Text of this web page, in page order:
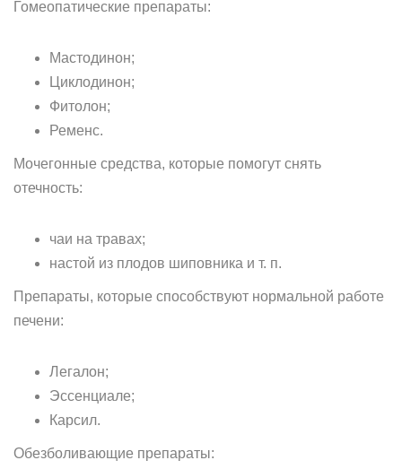
Гомеопатические препараты:
Мастодинон;
Циклодинон;
Фитолон;
Ременс.
Мочегонные средства, которые помогут снять
отечность:
чаи на травах;
настой из плодов шиповника и т. п.
Препараты, которые способствуют нормальной работе
печени:
Легалон;
Эссенциале;
Карсил.
Обезболивающие препараты: